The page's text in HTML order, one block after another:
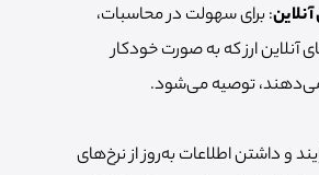
: برای سهولت در محاسبات،
آنلاین ارز که به صورت خودکار
می‌دهند، توصیه می‌شود.
و داشتن اطلاعات به‌روز از نرخ‌های